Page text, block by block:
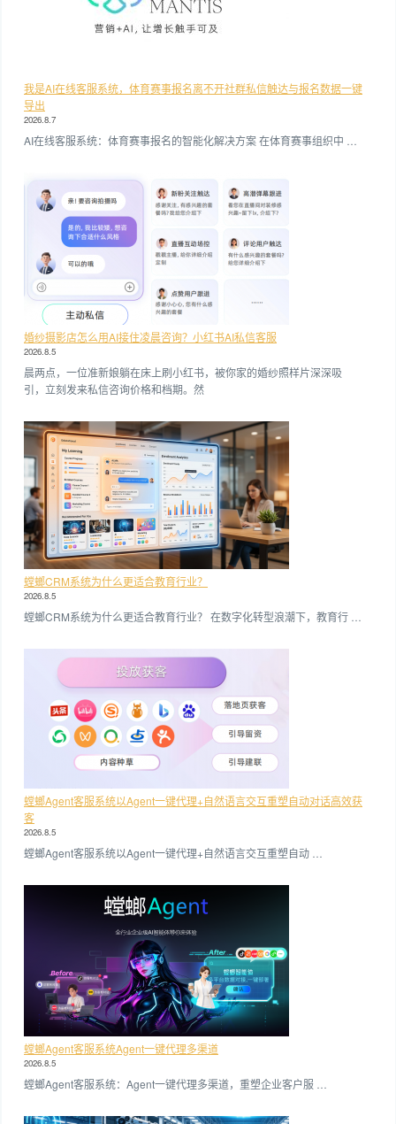
我是AI在线客服系统，体育赛事报名离不开社群私信触达与报名数据一键
导出
2026.8.7
AI在线客服系统：体育赛事报名的智能化解决方案 在体育赛事组织中 …
婚纱摄影店怎么用AI接住凌晨咨询？小红书AI私信客服
2026.8.5
晨两点，一位准新娘躺在床上刷小红书，被你家的婚纱照样片深深吸
引，立刻发来私信咨询价格和档期。然
螳螂CRM系统为什么更适合教育行业？
2026.8.5
螳螂CRM系统为什么更适合教育行业？ 在数字化转型浪潮下，教育行 …
螳螂Agent客服系统以Agent一键代理+自然语言交互重塑自动对话高效获
客
2026.8.5
螳螂Agent客服系统以Agent一键代理+自然语言交互重塑自动 …
螳螂Agent客服系统Agent一键代理多渠道
2026.8.5
螳螂Agent客服系统：Agent一键代理多渠道，重塑企业客户服 …